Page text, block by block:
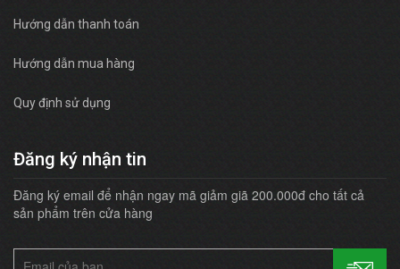
Hướng dẫn thanh toán
Hướng dẫn mua hàng
Quy định sử dụng
Đăng ký nhận tin
Đăng ký email để nhận ngay mã giảm giã 200.000đ cho tất cả
sản phẩm trên cửa hàng